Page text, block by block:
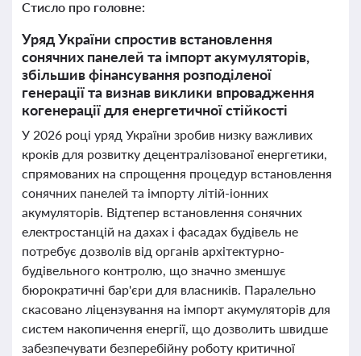
Стисло про головне:
Уряд України спростив встановлення
сонячних панелей та імпорт акумуляторів,
збільшив фінансування розподіленої
генерації та визнав виклики впровадження
когенерації для енергетичної стійкості
У 2026 році уряд України зробив низку важливих
кроків для розвитку децентралізованої енергетики,
спрямованих на спрощення процедур встановлення
сонячних панелей та імпорту літій-іонних
акумуляторів. Відтепер встановлення сонячних
електростанцій на дахах і фасадах будівель не
потребує дозволів від органів архітектурно-
будівельного контролю, що значно зменшує
бюрократичні бар'єри для власників. Паралельно
скасовано ліцензування на імпорт акумуляторів для
систем накопичення енергії, що дозволить швидше
забезпечувати безперебійну роботу критичної